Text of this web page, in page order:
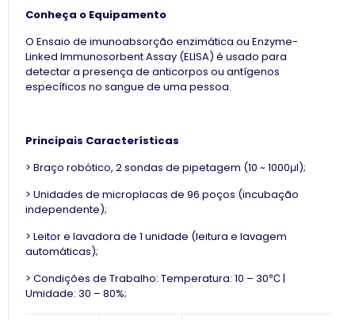
Conheça o Equipamento
O Ensaio de imunoabsorção enzimática ou Enzyme-
Linked Immunosorbent Assay (ELISA) é usado para
detectar a presença de anticorpos ou antígenos
específicos no sangue de uma pessoa.
Principais Características
> Braço robótico, 2 sondas de pipetagem (10 ~ 1000μl);
> Unidades de microplacas de 96 poços (incubação
independente);
> Leitor e lavadora de 1 unidade (leitura e lavagem
automáticas);
> Condições de Trabalho: Temperatura: 10 – 30℃ |
Umidade: 30 – 80%;